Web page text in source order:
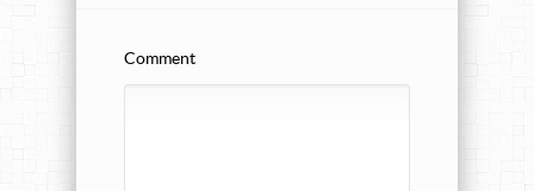
Comment